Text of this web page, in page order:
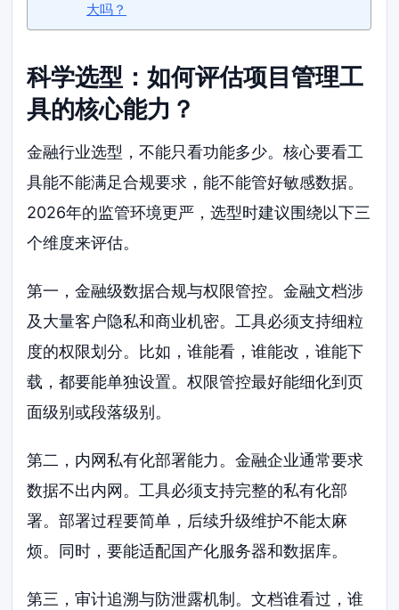
大吗？
科学选型：如何评估项目管理工
具的核心能力？
金融行业选型，不能只看功能多少。核心要看工
具能不能满足合规要求，能不能管好敏感数据。
2026年的监管环境更严，选型时建议围绕以下三
个维度来评估。
第一，金融级数据合规与权限管控。金融文档涉
及大量客户隐私和商业机密。工具必须支持细粒
度的权限划分。比如，谁能看，谁能改，谁能下
载，都要能单独设置。权限管控最好能细化到页
面级别或段落级别。
第二，内网私有化部署能力。金融企业通常要求
数据不出内网。工具必须支持完整的私有化部
署。部署过程要简单，后续升级维护不能太麻
烦。同时，要能适配国产化服务器和数据库。
第三，审计追溯与防泄露机制。文档谁看过，谁